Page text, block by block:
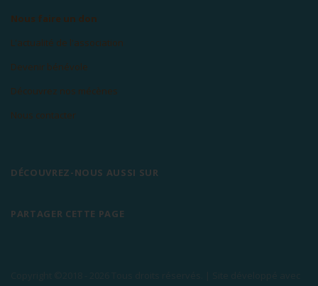
Nous faire un don
L'actualité de l'association
Devenir bénévole
Découvrez nos mécènes
Nous contacter
DÉCOUVREZ-NOUS AUSSI SUR
PARTAGER CETTE PAGE